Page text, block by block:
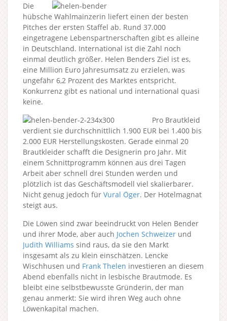
Die
hübsche Wahlmainzerin liefert einen der besten
Pitches der ersten Staffel ab. Rund 37.000
eingetragene Lebenspartnerschaften gibt es alleine
in Deutschland. International ist die Zahl noch
einmal deutlich größer. Helen Benders Ziel ist es,
eine Million Euro Jahresumsatz zu erzielen, was
ungefähr 6,2 Prozent des Marktes entspricht.
Konkurrenz gibt es national und international quasi
keine.
Pro Brautkleid
verdient sie durchschnittlich 1.900 EUR bei 1.400 bis
2.000 EUR Herstellungskosten. Gerade einmal 20
Brautkleider schafft die Designerin pro Jahr. Mit
einem Schnittprogramm können aus drei Tagen
Arbeit aber schnell drei Stunden werden und
plötzlich ist das Geschäftsmodell viel skalierbarer.
Nicht genug jedoch für Vural Öger. Der Hotelmagnat
steigt aus.
Die Löwen sind zwar beeindruckt von Helen Bender
und ihrer Mode, aber auch Jochen Schweizer und
Judith Williams sind raus, da sie den Markt
insgesamt als zu klein einschätzen. Lencke
Wischhusen und Frank Thelen investieren an diesem
Abend ebenfalls nicht in lesbische Brautmode. Es
bleibt eine selbstbewusste Gründerin, der man
genau anmerkt: Sie wird ihren Weg auch ohne
Löwenkapital machen.